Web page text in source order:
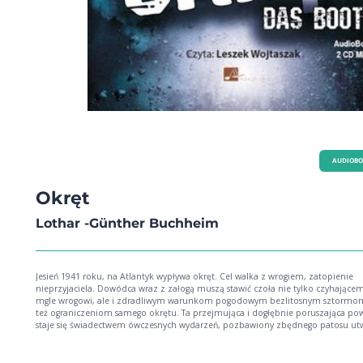
Okręt
Lothar -Günther Buchheim
Jesień 1941 roku, na Atlantyk wypływa okręt. Cel walka z wrogiem, zatopienie
nieprzyjaciela. Dowódca wraz z załogą muszą stawić czoła nie tylko
mgle wrogowi, ale i zdradliwym warunkom pogodowym bezlitosnym sztormom czy
też ograniczeniom samego okrętu. Ta przejmująca i dogłębnie poruszająca
staje się świadectwem ówczesnych wydarzeń, pozbawiony zbędnego patosu